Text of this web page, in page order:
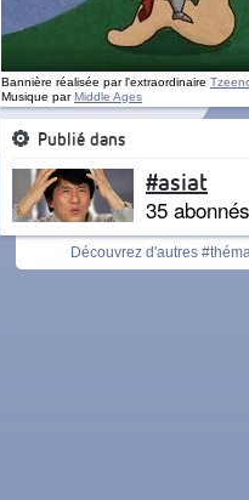
Bannière réalisée par l'extraordinaire
Musique parMiddle Ages
Publié dans
#asiat
35 abonnés
Découvrez d'autres